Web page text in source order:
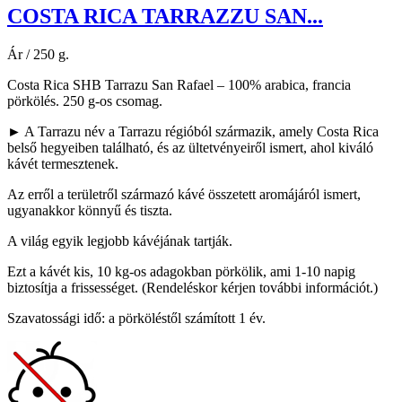
COSTA RICA TARRAZZU SAN...
Ár / 250 g.
Costa Rica SHB Tarrazu San Rafael – 100% arabica, francia
pörkölés. 250 g-os csomag.
► A Tarrazu név a Tarrazu régióból származik, amely Costa Rica
belső hegyeiben található, és az ültetvényeiről ismert, ahol kiváló
kávét termesztenek.
Az erről a területről származó kávé összetett aromájáról ismert,
ugyanakkor könnyű és tiszta.
A világ egyik legjobb kávéjának tartják.
Ezt a kávét kis, 10 kg-os adagokban pörkölik, ami 1-10 napig
biztosítja a frissességet. (Rendeléskor kérjen további információt.)
Szavatossági idő: a pörköléstől számított 1 év.